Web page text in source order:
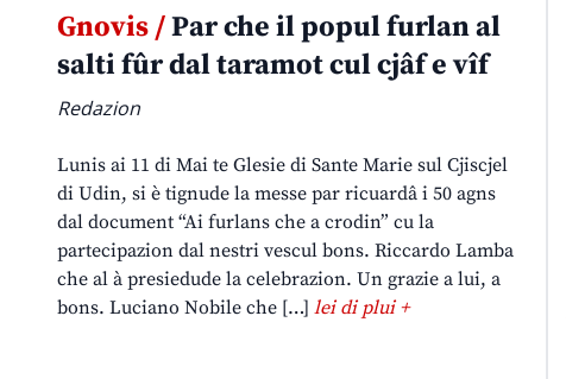
Gnovis /Par che il popul furlan al
salti fûr dal taramot cul cjâf e vîf
Redazion
Lunis ai 11 di Mai te Glesie di Sante Marie sul Cjiscjel
di Udin, si è tignude la messe par ricuardâ i 50 agns
dal document “Ai furlans che a crodin” cu la
partecipazion dal nestri vescul bons. Riccardo Lamba
che al à presiedude la celebrazion. Un grazie a lui, a
bons. Luciano Nobile che […] lei di plui +